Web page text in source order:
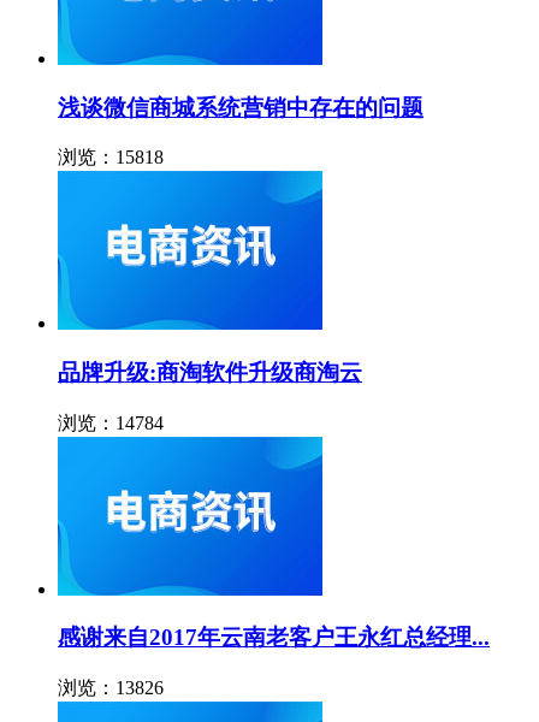
浅谈微信商城系统营销中存在的问题
浏览：15818
品牌升级:商淘软件升级商淘云
浏览：14784
感谢来自2017年云南老客户王永红总经理...
浏览：13826